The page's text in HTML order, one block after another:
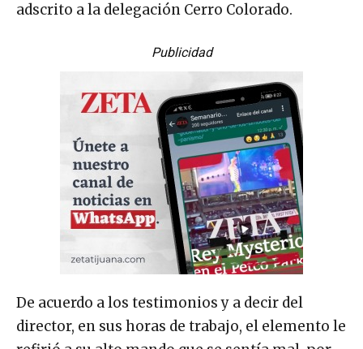
adscrito a la delegación Cerro Colorado.
Publicidad
De acuerdo a los testimonios y a decir del
director, en sus horas de trabajo, el elemento le